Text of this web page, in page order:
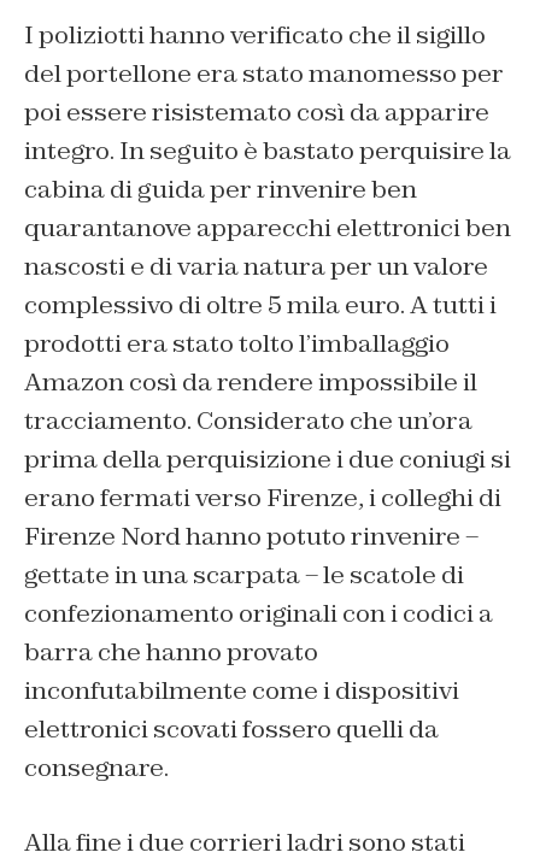
I poliziotti hanno verificato che il sigillo
del portellone era stato manomesso per
poi essere risistemato così da apparire
integro. In seguito è bastato perquisire la
cabina di guida per rinvenire ben
quarantanove apparecchi elettronici ben
nascosti e di varia natura per un valore
complessivo di oltre 5 mila euro. A tutti i
prodotti era stato tolto l’imballaggio
Amazon così da rendere impossibile il
tracciamento. Considerato che un’ora
prima della perquisizione i due coniugi si
erano fermati verso Firenze, i colleghi di
Firenze Nord hanno potuto rinvenire –
gettate in una scarpata – le scatole di
confezionamento originali con i codici a
barra che hanno provato
inconfutabilmente come i dispositivi
elettronici scovati fossero quelli da
consegnare.
Alla fine i due corrieri ladri sono stati